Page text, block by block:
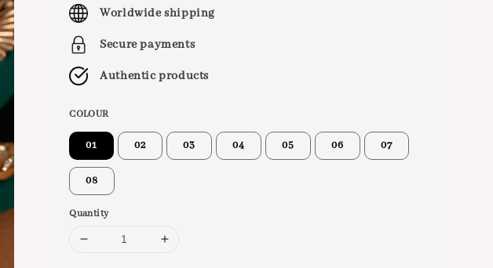
Worldwide shipping
Secure payments
Authentic products
COLOUR
01 02 03 04 05 06 07
08
Quantity